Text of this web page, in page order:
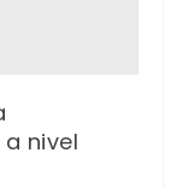
nivel